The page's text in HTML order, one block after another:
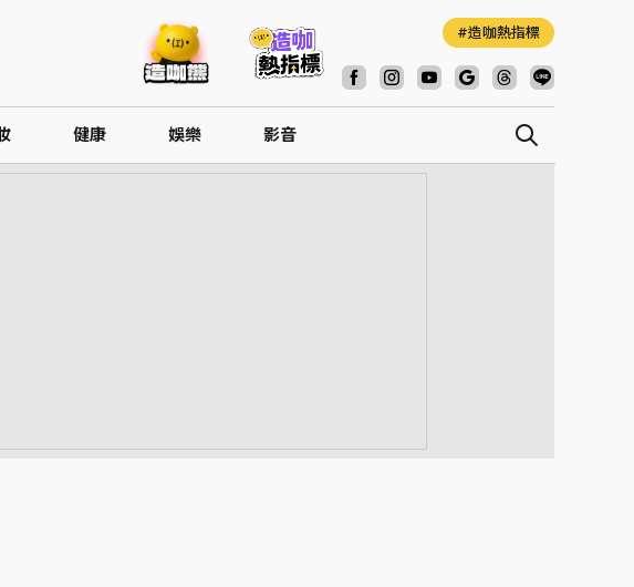
造咖熱指標
健康 娛樂 影音